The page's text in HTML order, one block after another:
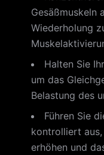
Gesäßmuskeln
Wiederholung
Halten Sie
um das
Belastung des
Führen Sie
kontrolliert
erhöhen und